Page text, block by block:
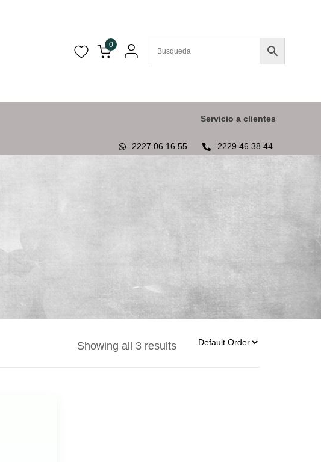
0
Servicio a clientes
2227.06.16.55 2229.46.38.44
Showing all 3 results